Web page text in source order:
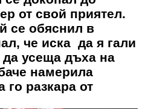
от свой приятел.
се обяснил в
че иска да я гали
усеща дъха на
намерила
разкара от